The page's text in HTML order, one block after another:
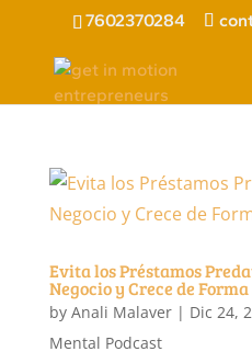
7602370284
Evita los Préstamos
Negocio y Crece de
by Anali Malaver| Dic 24,
Mental Podcast